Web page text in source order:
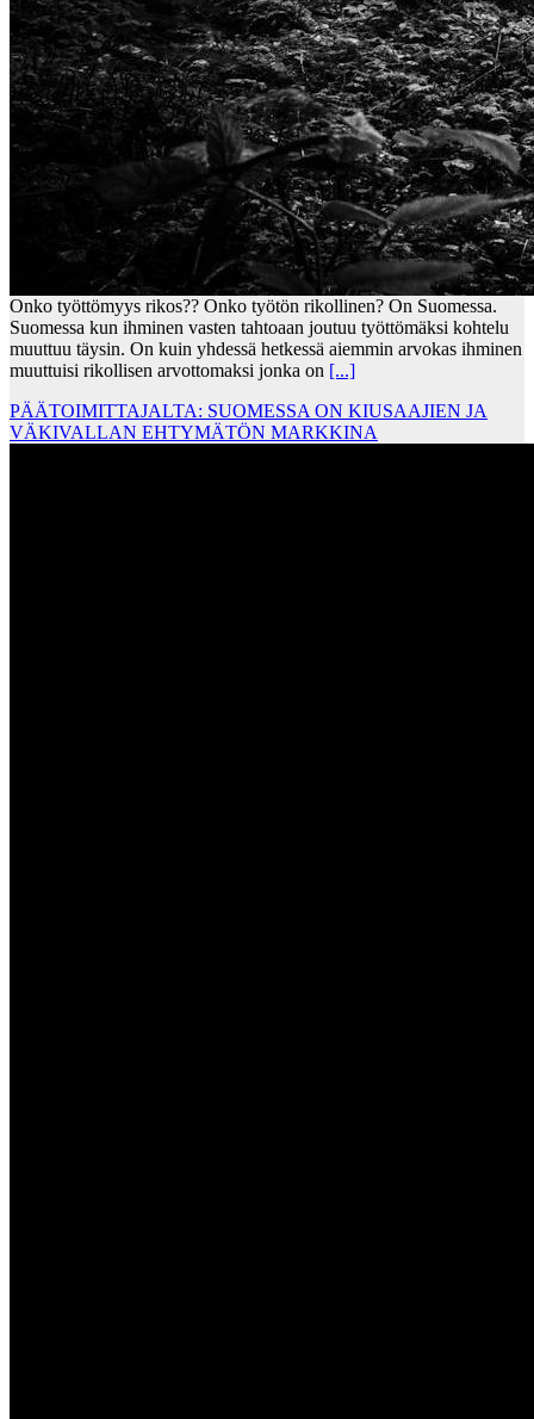
Onko työttömyys rikos?? Onko työtön rikollinen? On Suomessa.
Suomessa kun ihminen vasten tahtoaan joutuu työttömäksi kohtelu
muuttuu täysin. On kuin yhdessä hetkessä aiemmin arvokas ihminen
muuttuisi rikollisen arvottomaksi jonka on [...]
PÄÄTOIMITTAJALTA: SUOMESSA ON KIUSAAJIEN JA
VÄKIVALLAN EHTYMÄTÖN MARKKINA